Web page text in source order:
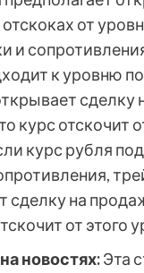
от
и
к уровню
сделку
курс отскочит
курс рубля
сделку на
от этого
новостях:Эта